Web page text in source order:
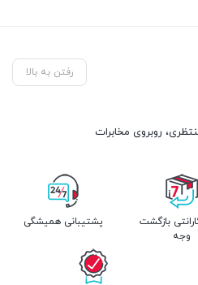
رفتن به بالا
روبروی مخابرات
گارانتی بازگشت
وجه
پشتیبانی همیشگی